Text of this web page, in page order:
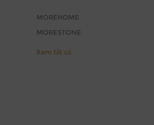
MOREHOME
MORESTONE
Xem tất cả